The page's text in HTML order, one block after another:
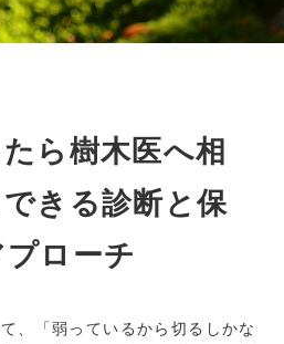
ら樹木医へ相
きる診断と保
ローチ
、「弱っているから切るしかな